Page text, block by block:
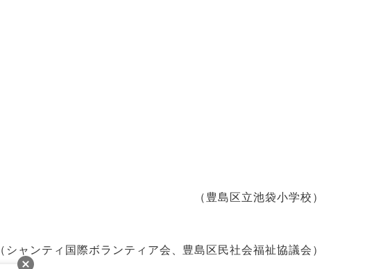
（豊島区立池袋小学校）
（シャンティ国際ボランティア会、豊島区民社会福祉協議会）